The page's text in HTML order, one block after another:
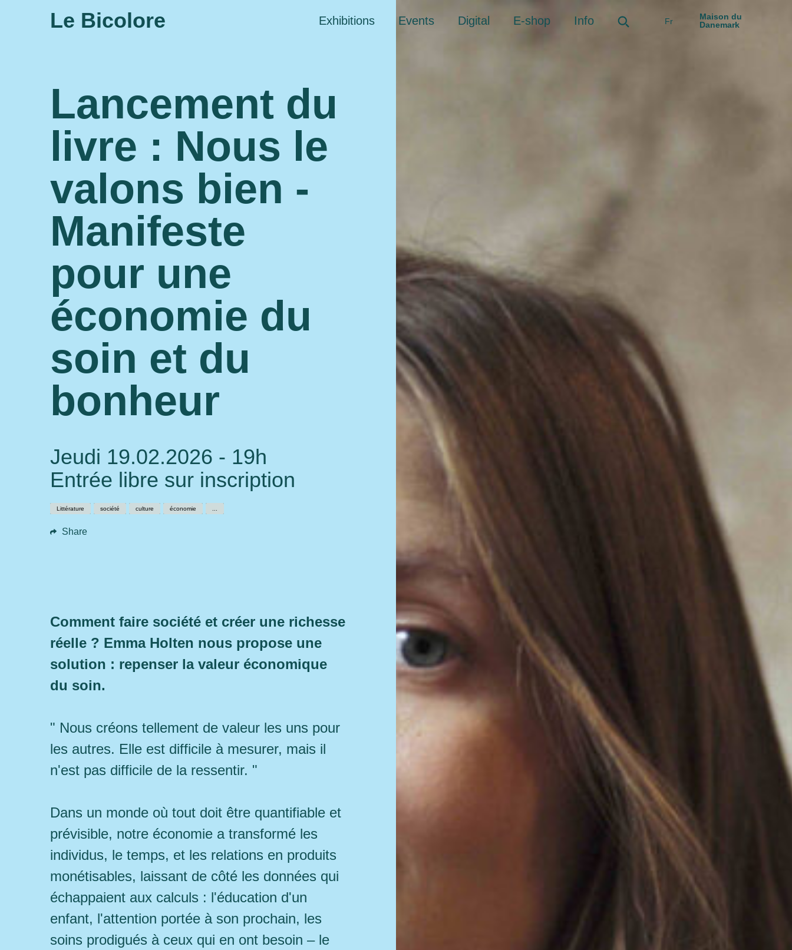
Le Bicolore Exhibitions Events Digital E-shop Info Fr
Maison du
Danemark
Lancement du
livre : Nous le
valons bien -
Manifeste
pour une
économie du
soin et du
bonheur
Jeudi 19.02.2026 - 19h
Entrée libre sur inscription
Littérature société culture économie
Share
Comment faire société et créer une richesse
réelle ? Emma Holten nous propose une
solution : repenser la valeur économique
du soin.
" Nous créons tellement de valeur les uns pour
les autres. Elle est difficile à mesurer, mais il
n'est pas difficile de la ressentir. "
Dans un monde où tout doit être quantifiable et
prévisible, notre économie a transformé les
individus, le temps, et les relations en produits
monétisables, laissant de côté les données qui
échappaient aux calculs : l'éducation d'un
enfant, l'attention portée à son prochain, les
soins prodigués à ceux qui en ont besoin – le